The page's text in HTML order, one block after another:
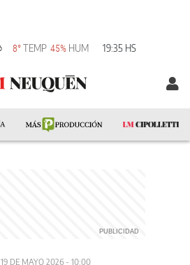
8° TEMP 45% HUM 19:35 HS
19 DE MAYO 2026 - 10:00